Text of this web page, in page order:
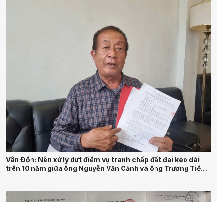
Vân Đồn: Nên xử lý dứt điểm vụ tranh chấp đất đai kéo dài
trên 10 năm giữa ông Nguyễn Văn Cảnh và ông Trương Tiến